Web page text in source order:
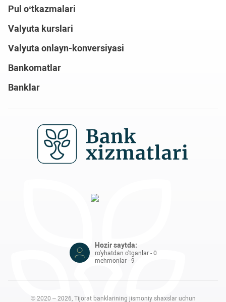
Pul o‘tkazmalari
Valyuta kurslari
Valyuta onlayn-konversiyasi
Bankomatlar
Banklar
Hozir saytda:
ro'yhatdan o'tganlar - 0
mehmonlar - 9
© 2020 – 2026, Tijorat banklarining jismoniy shaxslar uchun